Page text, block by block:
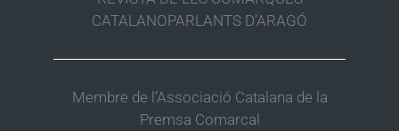
CATALANOPARLANTS D’ARAGÓ
Membre de l’Associació Catalana de la
Premsa Comarcal